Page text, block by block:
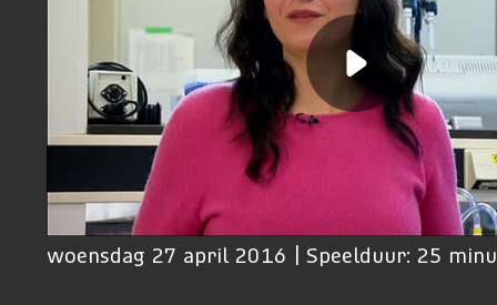
woensdag 27 april 2016 | Speelduur: 25